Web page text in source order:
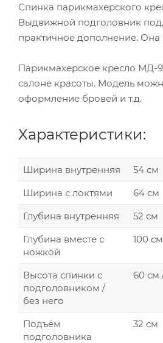
Спинка парикмахерского
Выдвижной подголовник
практичное дополнение. Она
Парикмахерское кресло МД-
салоне красоты. Модель
оформление бровей и т.д.
Характеристики:
Ширина внутренняя
54 см
Ширина с локтями
64 см
Глубина внутренняя
52 см
Глубина вместе с
ножкой
100 см
Высота спинки с
подголовником /
без него
60 см
Подъём
подголовника
32 см